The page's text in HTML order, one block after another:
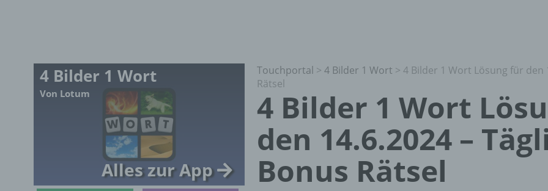
Touchportal > 4 Bilder 1 Wort > 4 Bilder 1 Wort Lösung für den
Rätsel
4 Bilder 1 Wort
den 14.6.2024 –
Bonus Rätsel
4 Bilder 1 Wort
Von Lotum
Alles zur App